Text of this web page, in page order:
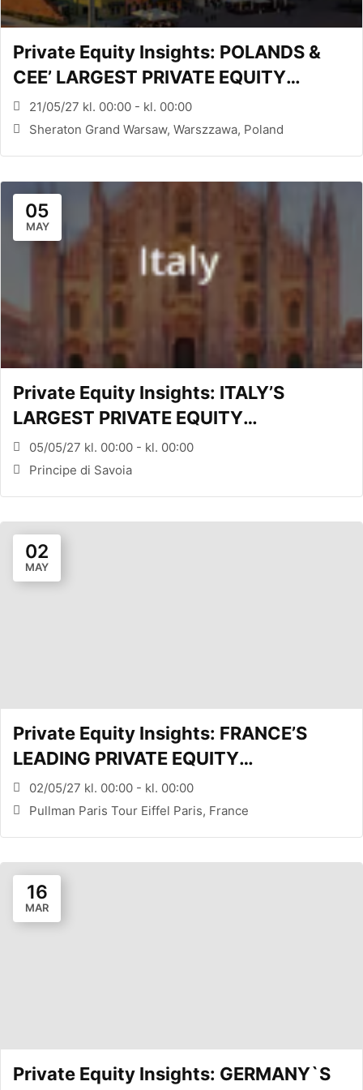
Private Equity Insights: POLANDS &
CEE’ LARGEST PRIVATE EQUITY
CONFERENCE (WARSAW, PL)
21/05/27 kl. 00:00 - kl. 00:00
Sheraton Grand Warsaw, Warszzawa, Poland
05
MAY
Private Equity Insights: ITALY’S
LARGEST PRIVATE EQUITY
CONFERENCE (MILANO, ITA)
05/05/27 kl. 00:00 - kl. 00:00
Principe di Savoia
02
MAY
Private Equity Insights: FRANCE’S
LEADING PRIVATE EQUITY
CONFERENCE (PARIS, FR)
02/05/27 kl. 00:00 - kl. 00:00
Pullman Paris Tour Eiffel Paris, France
16
MAR
Private Equity Insights: GERMANY`S